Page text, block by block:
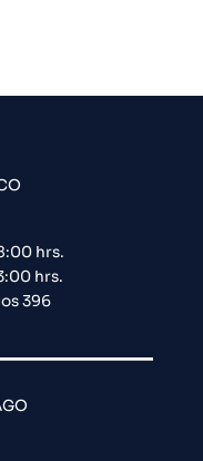
hrs.
hrs.
396